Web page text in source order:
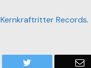
Kernkraftritter Records.